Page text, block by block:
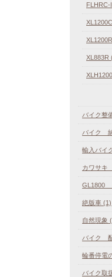
FLHRC-
XL883R
バイク整
バイク
輸入バイ
カワサキ
GL1800
絶版車 (1)
自然現象
バイク
輪番停電
バイク取